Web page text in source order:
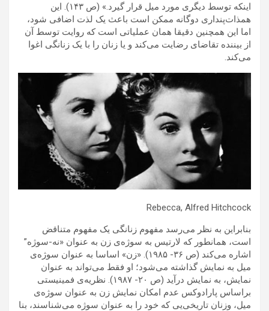
اینکه توسط دیگری مورد میل قرار گیرد.» (ص ۱۴۳). این
همذات‌پنداری دوگانه ممکن است باعث یک لذت اضافی شود،
اما این همچنین دقیقا همان عملیاتی است که روایت توسط آن
از بیننده تقاضای رضایت می‌کند و یا زنان را با یک زنانگی اغوا
می‌کند.
Rebecca, Alfred Hitchcock
بنابراین به نظر می‌رسد مفهوم زنانگی یک مفهوم متناقض
است، همانطور که لارتیس به سوژه‌ی زن به عنوان «نه-سوژه”
اشاره می‌کند (ص ۳۶- ۱۹۸۵). «زن» اساسا به عنوان سوژه‌ی
میل به نمایش گذاشته می‌شود؛ او فقط می‌تواند به عنوان
نمایش، به نمایش درآید (ص ۲۰- ۱۹۸۷). نظریه‌ی فمینیستی
براساس پارادوکس عدم امکان نمایش زن به عنوان سوژه‌ی
میل، وزنان تاریخی‌یی که خود را به عنوان سوژه می‌شناسند، بنا